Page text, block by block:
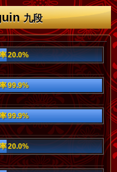
九段
20.0%
99.9%
99.9%
20.0%